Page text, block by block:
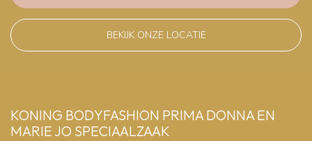
BEKIJK ONZE LOCATIE
KONING BODYFASHION PRIMA DONNA EN
MARIE JO SPECIAALZAAK